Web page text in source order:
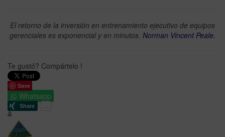
El retorno de la inversión en entrenamiento ejecutivo de equipos
gerenciales es exponencial y en minutos. Norman Vincent Peale.
Te gustó? Compártelo !
Save
Whatsapp